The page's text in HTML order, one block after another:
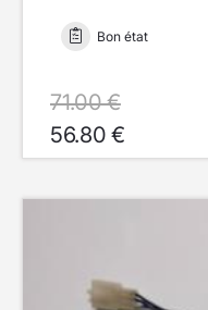
Bon état
71.00 €
56.80 €